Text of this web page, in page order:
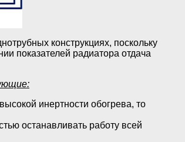
конструкциях, поскольку
показателей радиатора отдача
инертности обогрева, то
останавливать работу всей